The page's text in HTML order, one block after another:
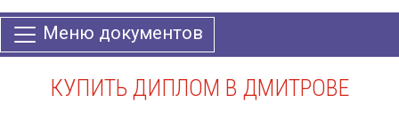
Меню документов
КУПИТЬ ДИПЛОМ В ДМИТРОВЕ